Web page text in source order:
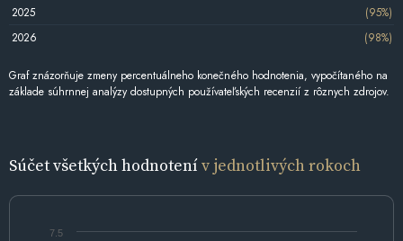
2025
(95%)
2026
(98%)
Graf znázorňuje zmeny percentuálneho konečného hodnotenia, vypočítaného na
základe súhrnnej analýzy dostupných používateľských recenzií z rôznych zdrojov.
Súčet všetkých hodnotenív jednotlivých rokoch
7.5